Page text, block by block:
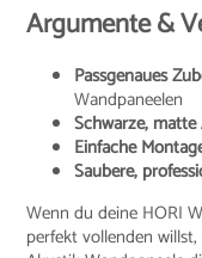
Argumente &
Passgenaues
Wandpaneelen
Schwarze,
Einfache
Saubere,
Wenn du deine HORI
perfekt vollenden